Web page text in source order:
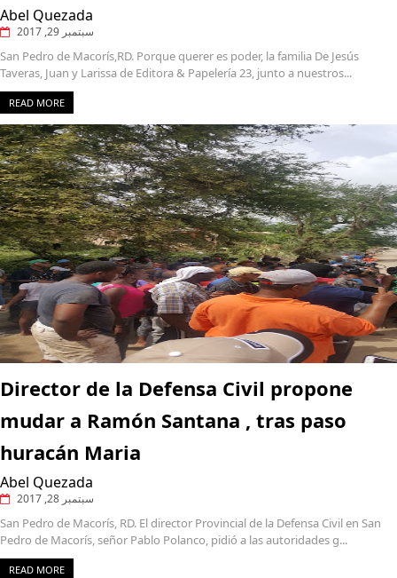
Abel Quezada
سبتمبر 29, 2017
San Pedro de Macorís,RD. Porque querer es poder, la familia De Jesús
Taveras, Juan y Larissa de Editora & Papelería 23, junto a nuestros...
READ MORE
Director de la Defensa Civil propone
mudar a Ramón Santana , tras paso
huracán Maria
Abel Quezada
سبتمبر 28, 2017
San Pedro de Macorís, RD. El director Provincial de la Defensa Civil en San
Pedro de Macorís, señor Pablo Polanco, pidió a las autoridades g...
READ MORE